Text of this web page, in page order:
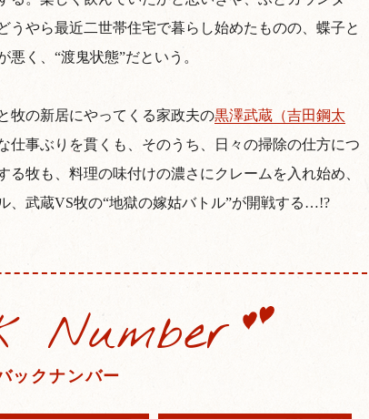
やら最近二世帯住宅で暮らし始めたものの、蝶子と
く、“渡鬼状態”だという。
の新居にやってくる家政夫の黒澤武蔵（吉田鋼太
仕事ぶりを貫くも、そのうち、日々の掃除の仕方につ
牧も、料理の味付けの濃さにクレームを入れ始め、
、武蔵VS牧の“地獄の嫁姑バトル”が開戦する…!?
Number
ックナンバー